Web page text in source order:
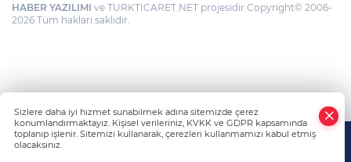
HABER YAZILIMI ve TURKTICARET.NET projesidir Copyright© 2006-
2026 Tüm hakları saklıdır.
Sizlere daha iyi hizmet sunabilmek adına sitemizde çerez
konumlandırmaktayız. Kişisel verileriniz, KVKK ve GDPR kapsamında
toplanıp işlenir. Sitemizi kullanarak, çerezleri kullanmamızı kabul etmiş
olacaksınız.